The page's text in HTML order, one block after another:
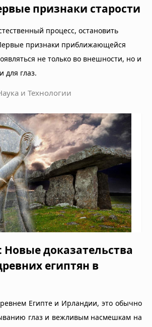
признаки старости
процесс, остановить
признаки приближающейся
не только во внешности, но и
для глаз.
и Технологии
Новые доказательства
египтян в
Египте и Ирландии, это обычно
глаз и вежливым насмешкам на